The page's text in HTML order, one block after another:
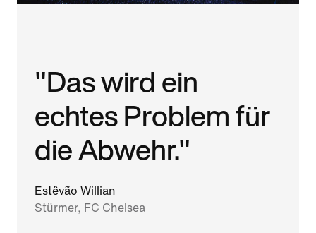
"Das wird ein
echtes Problem für
die Abwehr."
Estêvão Willian
Stürmer, FC Chelsea